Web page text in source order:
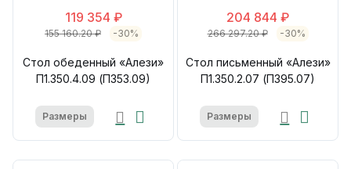
119 354 ₽
155 160.20 ₽ -30%
Стол обеденный «Алези»
П1.350.4.09 (П353.09)
Размеры
204 844 ₽
266 297.20 ₽ -30%
Стол письменный «Алези»
П1.350.2.07 (П395.07)
Размеры